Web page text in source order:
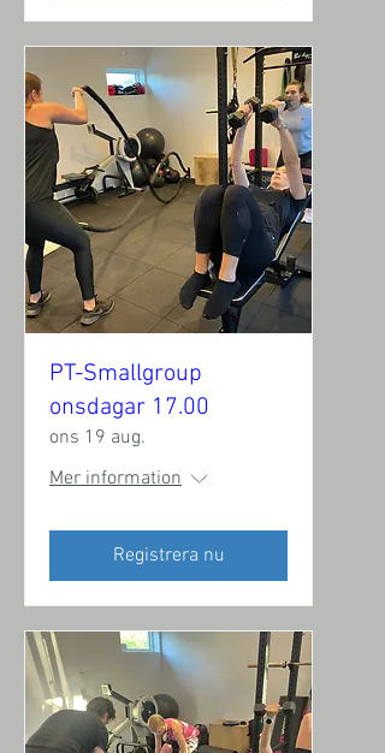
PT-Smallgroup
onsdagar 17.00
ons 19 aug.
Mer information
Registrera nu